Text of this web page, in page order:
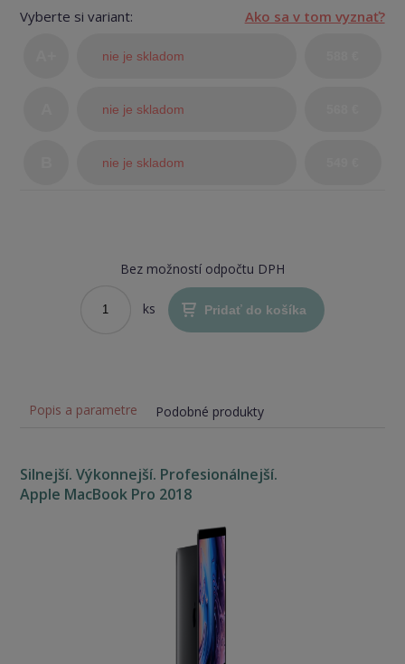
Vyberte si variant: Ako sa v tom vyznať?
nie je skladom
nie je skladom
nie je skladom
Bez možností odpočtu DPH
ks Pridať do košíka
Popis a parametre Podobné produkty
Silnejší. Výkonnejší. Profesionálnejší.
Apple MacBook Pro 2018